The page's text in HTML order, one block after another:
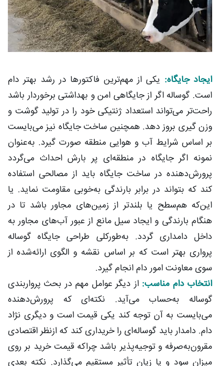
ایجاد جایگاه: یکی از مهم‌ترین فاکتورها در رشد بهتر دام
است. گوساله اگر از جایگاهی امن و بهداشتی برخوردار باشد
راحت‌تر می‌تواند استعداد ژنتیکی خود را در تولید گوشت و
وزن گیری بروز دهد. همچنین ساخت جایگاه نیز می‌بایست
بر اساس شرایط آب و هوایی منطقه صورت گیرد. به‌عنوان
نمونه اگر جایگاه در منطقه‌ای پر بارش احداث می‌گردد
پرورش‌دهنده در ساخت جایگاه باید از مصالحی استفاده
کند که بتواند در برابر بارندگی به‌خوبی مقاومت نماید. یا
این‌که هم‌سطح یا بلندتر از زمین‌های مجاور باشد تا در
هنگام بارندگی و ایجاد سیل مانع از عبور آب‌های مجاور به
داخل دامداری گردد. به‌طورکلی طراحی جایگاه گوساله
پرواری بهتر است که بر اساس نقشه و الگوی ارائه‌شده از
سوی معاونت امور دام انجام گیرد.
انتخاب دام مناسب: از دیگر عوامل مهم در بحث پرواربندی
گوساله به‌حساب می‌آید. نکته‌ای که پرورش‌دهنده
می‌بایست به آن توجه کند یکی قیمت است و دیگری نژاد
دام. دامدار باید گوساله‌ای را خریداری کند که ازنظر اقتصادی
مقرون‌به‌صرفه و توجیه‌پذیر باشد چراکه قیمت خرید بر روی
میزان سود و یا زیان تأثیر مستقیم می‌گذارد. نکته بعدی